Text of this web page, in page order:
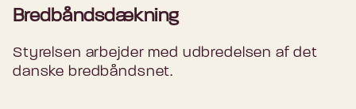
Bredbåndsdækning
Styrelsen arbejder med udbredelsen af det
danske bredbåndsnet.